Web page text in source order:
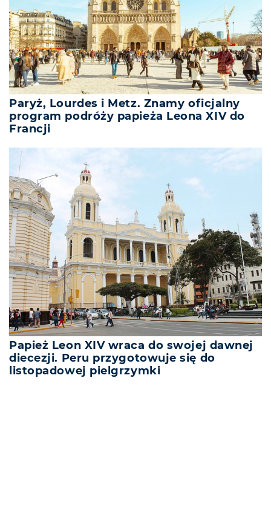
Paryż, Lourdes i Metz. Znamy oficjalny
program podróży papieża Leona XIV do
Francji
Papież Leon XIV wraca do swojej dawnej
diecezji. Peru przygotowuje się do
listopadowej pielgrzymki